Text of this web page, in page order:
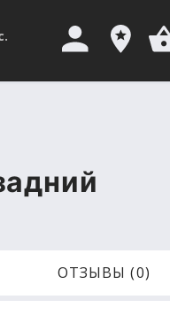
ОТЗЫВЫ (0)